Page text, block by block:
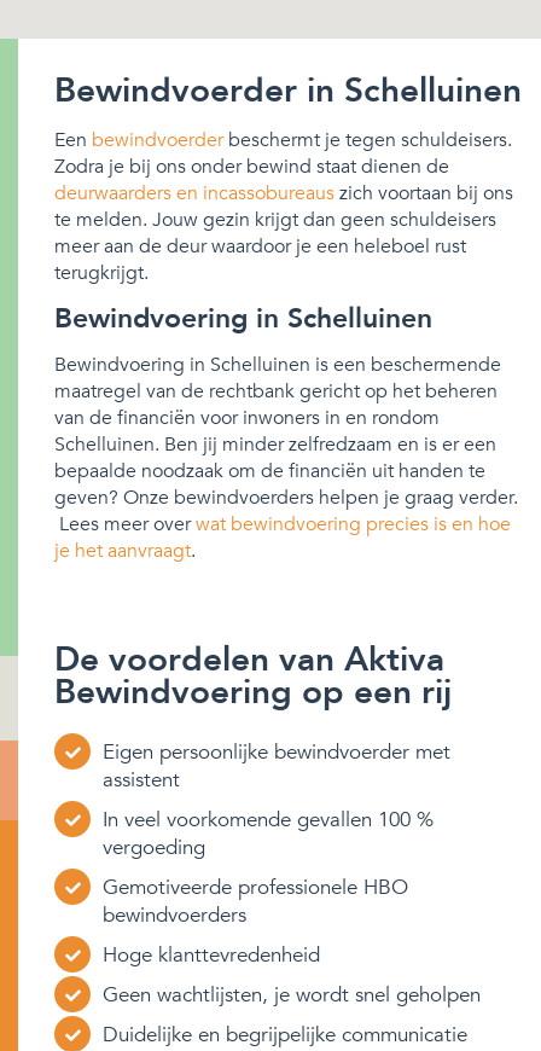
Bewindvoerder in Schelluinen
Een bewindvoerderbeschermt je tegen schuldeisers.
Zodra je bij ons onder bewind staat dienen de
deurwaarders en incassobureauszich voortaan bij ons
te melden. Jouw gezin krijgt dan geen schuldeisers
meer aan de deur waardoor je een heleboel rust
terugkrijgt.
Bewindvoering in Schelluinen
Bewindvoering in Schelluinen is een beschermende
maatregel van de rechtbank gericht op het beheren
van de financiën voor inwoners in en rondom
Schelluinen. Ben jij minder zelfredzaam en is er een
bepaalde noodzaak om de financiën uit handen te
geven? Onze bewindvoerders helpen je graag verder.
Lees meer overwat bewindvoering precies is en hoe
je het aanvraagt.
De voordelen van Aktiva
Bewindvoering op een rij
Eigen persoonlijke bewindvoerder met
assistent
In veel voorkomende gevallen 100 %
vergoeding
Gemotiveerde professionele HBO
bewindvoerders
Hoge klanttevredenheid
Geen wachtlijsten, je wordt snel geholpen
Duidelijke en begrijpelijke communicatie